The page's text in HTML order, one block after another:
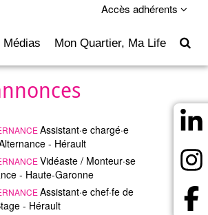
Accès adhérents
Médias Mon Quartier, Ma Life
Assistant·e chargé·e
- Hérault
Vidéaste / Monteur·se
- Haute-Garonne
Assistant·e chef·fe de
- Hérault